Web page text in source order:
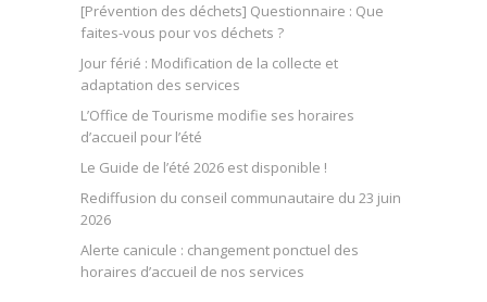
[Prévention des déchets] Questionnaire : Que
faites-vous pour vos déchets ?
Jour férié : Modification de la collecte et
adaptation des services
L’Office de Tourisme modifie ses horaires
d’accueil pour l’été
Le Guide de l’été 2026 est disponible !
Rediffusion du conseil communautaire du 23 juin
2026
Alerte canicule : changement ponctuel des
horaires d’accueil de nos services